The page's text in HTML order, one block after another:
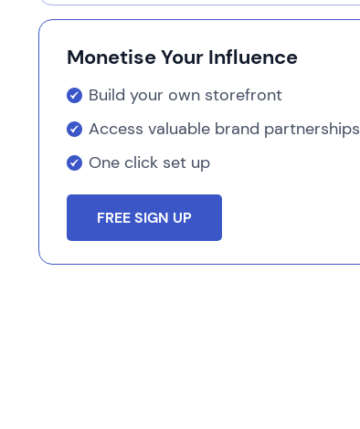
Monetise Your Influence
Build your own storefront
Access valuable brand partnerships
One click set up
FREE SIGN UP